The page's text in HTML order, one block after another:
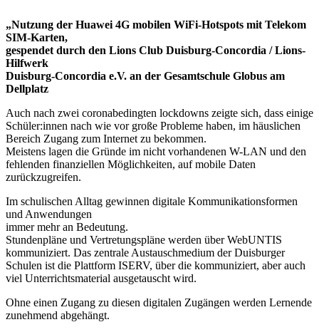
„Nutzung der Huawei 4G mobilen WiFi-Hotspots mit Telekom
SIM-Karten,
gespendet durch den Lions Club Duisburg-Concordia / Lions-
Hilfwerk
Duisburg-Concordia e.V. an der Gesamtschule Globus am
Dellplatz
Auch nach zwei coronabedingten lockdowns zeigte sich, dass einige
Schüler:innen nach wie vor große Probleme haben, im häuslichen
Bereich Zugang zum Internet zu bekommen.
Meistens lagen die Gründe im nicht vorhandenen W-LAN und den
fehlenden finanziel­len Möglichkeiten, auf mobile Daten
zurückzugreifen.
Im schulischen Alltag gewinnen digitale Kommunikationsformen
und Anwendungen
immer mehr an Bedeutung.
Stundenpläne und Vertretungspläne werden über WebUNTIS
kommuniziert. Das zentrale Austauschmedium der Duisburger
Schulen ist die Plattform ISERV, über die kommuniziert, aber auch
viel Unterrichtsmaterial ausgetauscht wird.
Ohne einen Zugang zu diesen digitalen Zugängen werden Lernende
zunehmend ab­gehängt.